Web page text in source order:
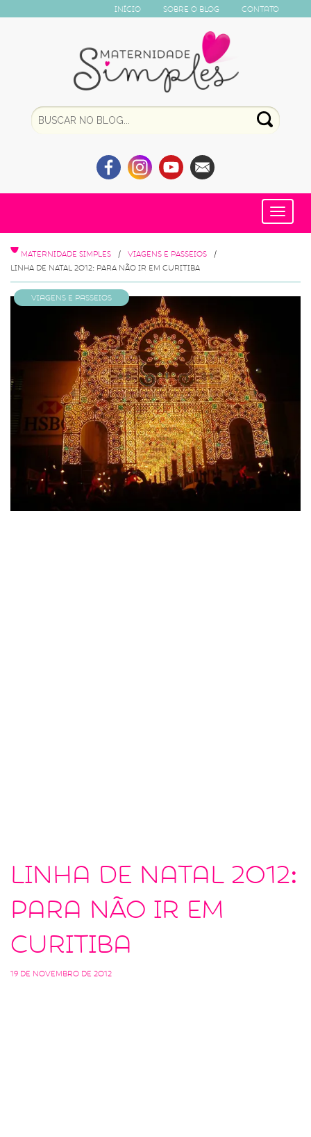
Início Sobre o Blog Contato
Toggle
MATERNIDADE SIMPLES
VIAGENS E PASSEIOS
LINHA DE NATAL 2012: PARA NÃO IR EM CURITIBA
Viagens e Passeios
Linha de Natal 2012:
para NÃO ir em
Curitiba
19 de novembro de 2012